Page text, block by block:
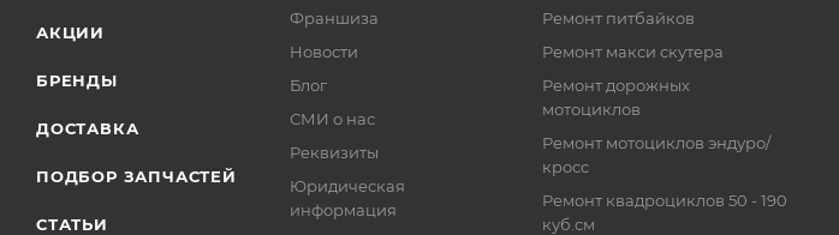
АКЦИИ
БРЕНДЫ
ДОСТАВКА
ПОДБОР ЗАПЧАСТЕЙ
СТАТЬИ
Франшиза
Новости
Блог
СМИ о нас
Реквизиты
Юридическая
информация
Ремонт питбайков
Ремонт макси скутера
Ремонт дорожных
мотоциклов
Ремонт мотоциклов эндуро/
кросс
Ремонт квадроциклов 50 - 190
куб.см